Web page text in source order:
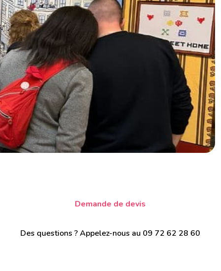
Demande de devis
Des questions ? Appelez-nous au 09 72 62 28 60